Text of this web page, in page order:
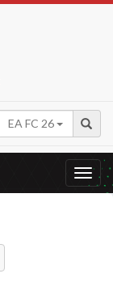
EA FC 26